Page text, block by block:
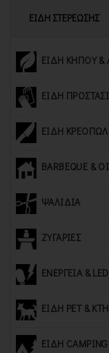
ΕΙΔΗ ΣΤΕΡΕΩΣΗΣ
ΕΙΔΗ ΚΗΠΟΥ &
ΕΙΔΗ
ΕΙΔΗ
BARBEQUE &
ΨΑΛΙΔΙΑ
ΖΥΓΑΡΙΕΣ
ΕΝΕΡΓΕΙΑ & LED
ΕΙΔΗ PET &
ΕΙΔΗ